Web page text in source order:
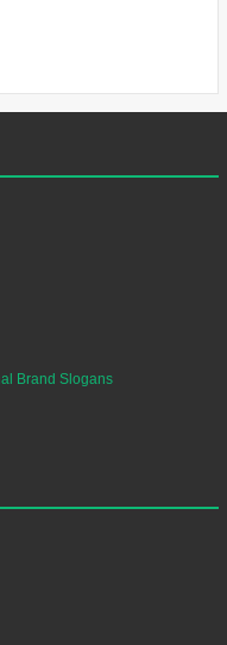
Brand Slogans